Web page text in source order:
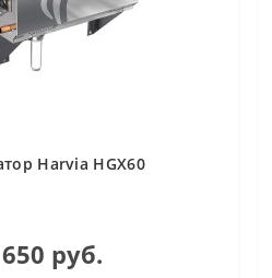
Harvia HGX60
руб.